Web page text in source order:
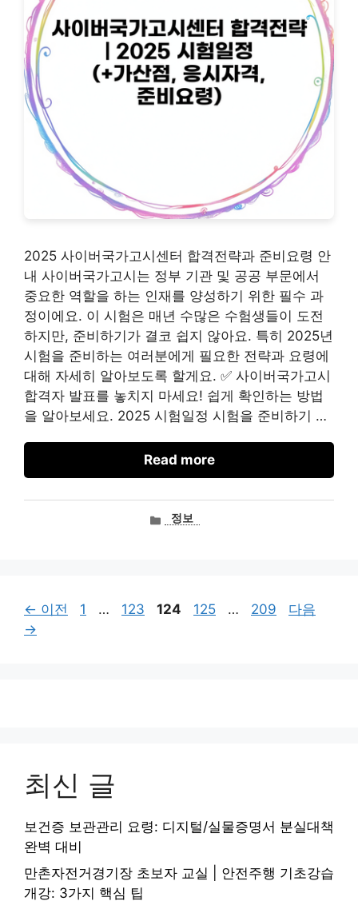
2025 사이버국가고시센터 합격전략과 준비요령 안
내 사이버국가고시는 정부 기관 및 공공 부문에서
중요한 역할을 하는 인재를 양성하기 위한 필수 과
정이에요. 이 시험은 매년 수많은 수험생들이 도전
하지만, 준비하기가 결코 쉽지 않아요. 특히 2025년
시험을 준비하는 여러분에게 필요한 전략과 요령에
대해 자세히 알아보도록 할게요. ✅ 사이버국가고시
합격자 발표를 놓치지 마세요! 쉽게 확인하는 방법
을 알아보세요. 2025 시험일정 시험을 준비하기 …
Read more
카정보
← 이전
페
1 …
페
123
페
124
페
125 …
페
209
다음
→
최신 글
보건증 보관관리 요령: 디지털/실물증명서 분실대책
완벽 대비
만촌자전거경기장 초보자 교실 | 안전주행 기초강습
개강: 3가지 핵심 팁